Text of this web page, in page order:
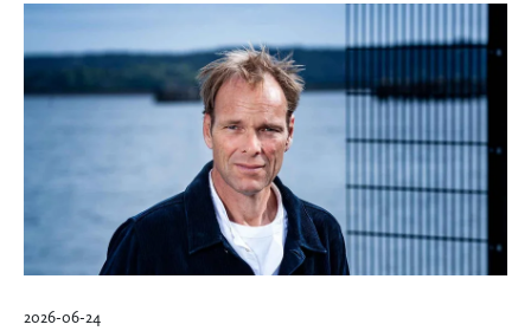
2026-06-24